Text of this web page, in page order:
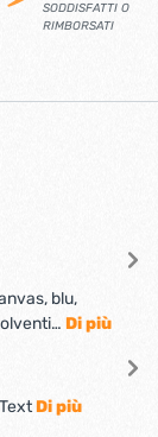
SODDISFATTI O
RIMBORSATI
blu,
Di più
Di più